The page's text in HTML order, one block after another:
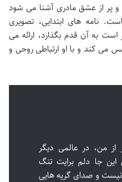
و پر از عشق مادری آشنا می شود
نامه های ابتدایی، تصویری
است به آن قدم بگذارد، ارائه می
می کند و با او ارتباطی روحی و
من، در عالمی دیگر
جا دلم برایت تنگ
و صدای گریه هایی